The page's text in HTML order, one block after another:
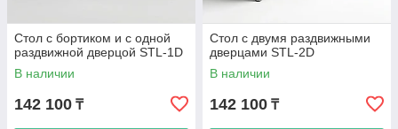
Стол с бортиком и с одной
раздвижной дверцой STL-1D
В наличии
142 100 ₸
Стол с двумя раздвижными
дверцами STL-2D
В наличии
142 100 ₸